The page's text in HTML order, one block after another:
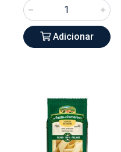
Adicionar